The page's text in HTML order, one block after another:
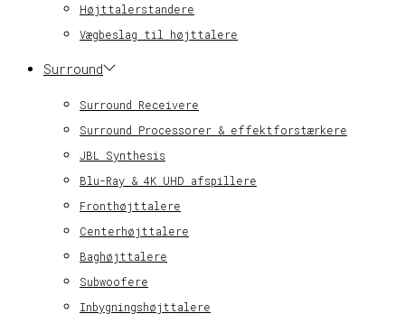
Højttalerstandere
Vægbeslag til højttalere
Surround
Surround Receivere
Surround Processorer & effektforstærkere
JBL Synthesis
Blu-Ray & 4K UHD afspillere
Fronthøjttalere
Centerhøjttalere
Baghøjttalere
Subwoofere
Inbygningshøjttalere